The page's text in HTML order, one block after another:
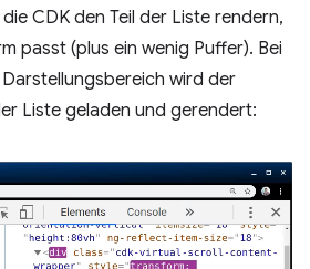
CDK den Teil der Liste rendern,
passt (plus ein wenig Puffer). Bei
wird der
Liste geladen und gerendert: